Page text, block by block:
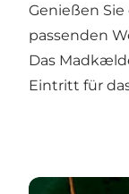
Genießen
passenden
Das
Eintritt für